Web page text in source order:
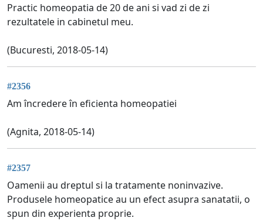
Practic homeopatia de 20 de ani si vad zi de zi
rezultatele in cabinetul meu.
(Bucuresti, 2018-05-14)
#2356
Am încredere în eficienta homeopatiei
(Agnita, 2018-05-14)
#2357
Oamenii au dreptul si la tratamente noninvazive.
Produsele homeopatice au un efect asupra sanatatii, o
spun din experienta proprie.